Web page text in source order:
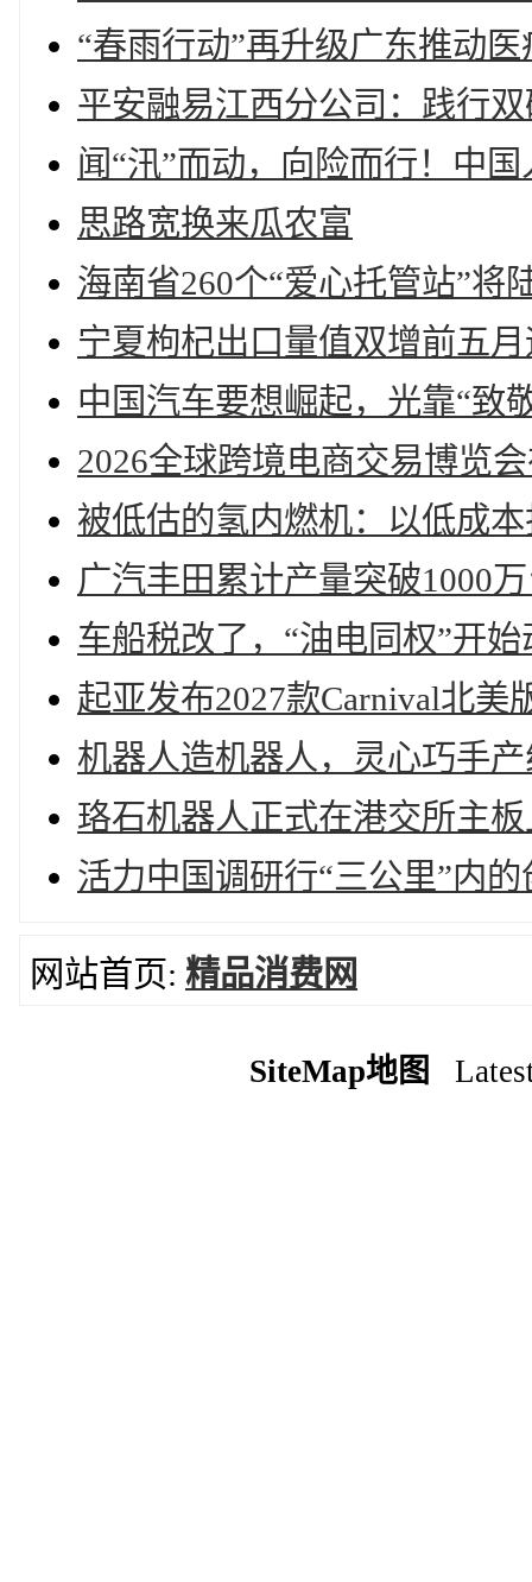
“春雨行动”再升级广东推动
平安融易江西分公司：践行
闻“汛”而动，向险而行！中
思路宽换来瓜农富
海南省260个“爱心托管站”将
宁夏枸杞出口量值双增前五
中国汽车要想崛起，光靠“致
2026全球跨境电商交易博览
被低估的氢内燃机：以低成
广汽丰田累计产量突破1000
车船税改了，“油电同权”开
起亚发布2027款Carnival北美
机器人造机器人，灵心巧手
珞石机器人正式在港交所主
活力中国调研行“三公里”内
网站首页: 精品消费网
SiteMap地图